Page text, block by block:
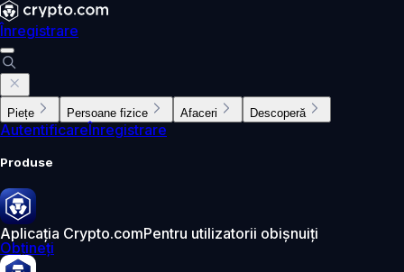
Înregistrare
Piețe Persoane fizice Afaceri Descoperă
AutentificareÎnregistrare
Produse
Aplicația Crypto.comPentru utilizatorii obișnuiți
Obțineți